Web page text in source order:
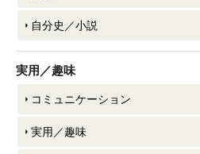
自分史／小説
実用／趣味
コミュニケーション
実用／趣味